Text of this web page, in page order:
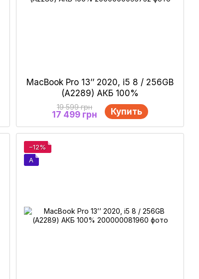
MacBook Pro 13’’ 2020, i5 8 / 256GB
(А2289) АКБ 100%
19 599 грн
17 499 грн Купить
−12%
A